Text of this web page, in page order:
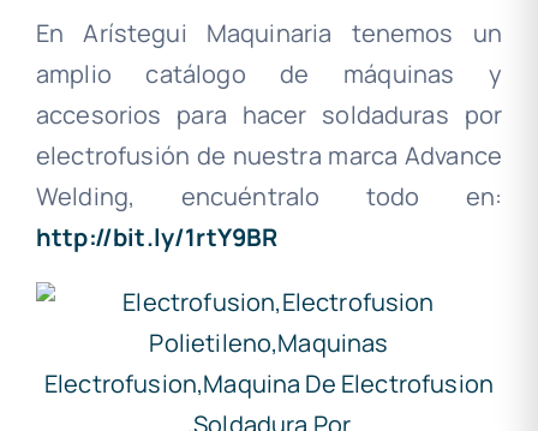
En Arístegui Maquinaria tenemos un
amplio catálogo de máquinas y
accesorios para hacer soldaduras por
electrofusión de nuestra marca Advance
Welding, encuéntralo todo en:
http://bit.ly/1rtY9BR